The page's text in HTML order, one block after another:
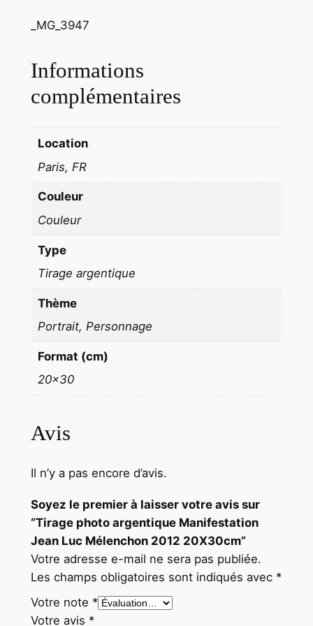
s
t
t
n
a
M
h
n
0
2
2
0
X
3
_MG_3947
Informations
complémentaires
Location
Paris, FR
Couleur
Couleur
Type
Tirage argentique
Thème
Portrait, Personnage
Format (cm)
20×30
Avis
Il n’y a pas encore d’avis.
Soyez le premier à laisser votre avis sur
“Tirage photo argentique Manifestation
Jean Luc Mélenchon 2012 20X30cm”
Votre adresse e-mail ne sera pas publiée.
Les champs obligatoires sont indiqués avec *
Votre note *
Votre avis *